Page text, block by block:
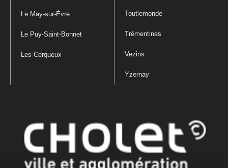
Le May-sur-Èvre
Le Puy-Saint-Bonnet
Les Cerqueux
Toutlemonde
Trémentines
Vezins
Yzernay